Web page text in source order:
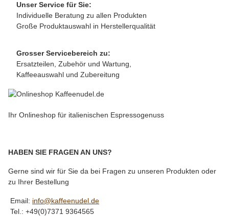
Unser Service für Sie:
Individuelle Beratung zu allen Produkten
Große Produktauswahl in Herstellerqualität
Grosser Servicebereich zu:
Ersatzteilen, Zubehör und Wartung,
Kaffeeauswahl und Zubereitung
Ihr Onlineshop für italienischen Espressogenuss
HABEN SIE FRAGEN AN UNS?
Gerne sind wir für Sie da bei Fragen zu unseren Produkten oder
zu Ihrer Bestellung
Email: info@kaffeenudel.de
Tel.: +49(0)7371 9364565